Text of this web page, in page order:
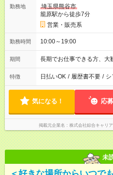
勤務地
埼玉県熊谷市
籠原駅から徒歩7分
営業・販売系
勤務時間 10:00～19:00
期間 長期でお仕事できる方、大
特徴 日払いOK / 履歴書不要 / シ
気になる！ 応
掲載元企業名 株式会社綜合キャリ
未